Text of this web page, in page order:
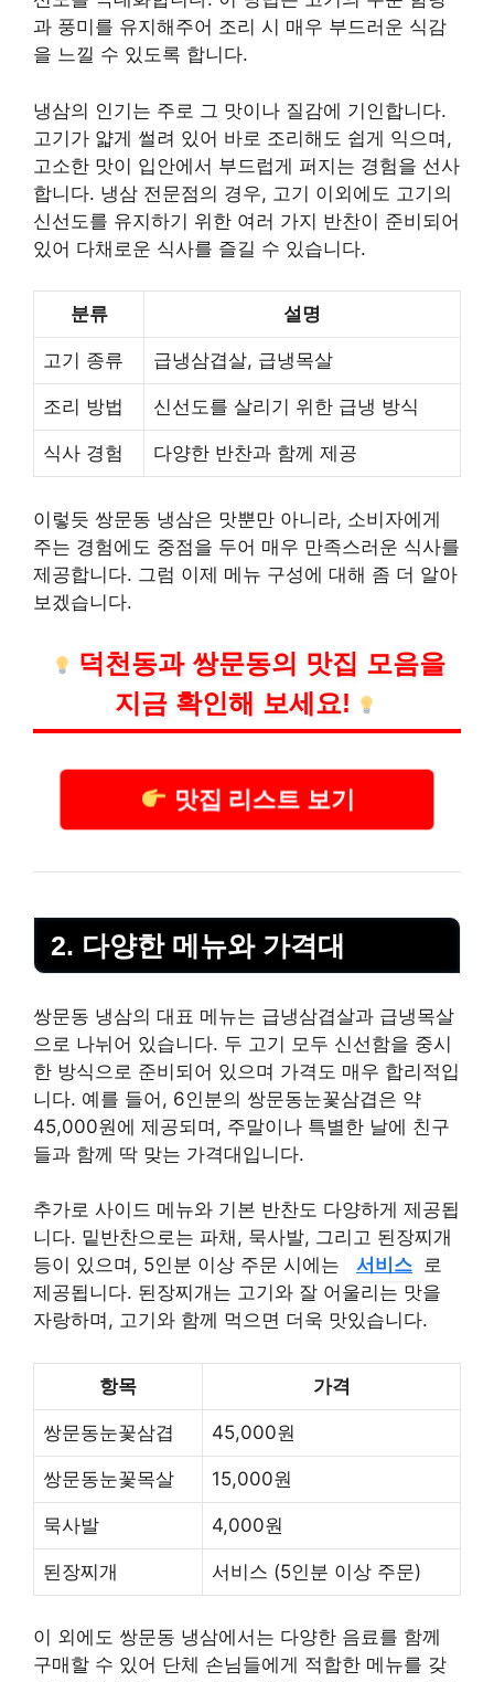
과 풍미를 유지해주어 조리 시 매우 부드러운 식감
을 느낄 수 있도록 합니다.
냉삼의 인기는 주로 그 맛이나 질감에 기인합니다.
고기가 얇게 썰려 있어 바로 조리해도 쉽게 익으며,
고소한 맛이 입안에서 부드럽게 퍼지는 경험을 선사
합니다. 냉삼 전문점의 경우, 고기 이외에도 고기의
신선도를 유지하기 위한 여러 가지 반찬이 준비되어
있어 다채로운 식사를 즐길 수 있습니다.
분류 설명
고기 종류 급냉삼겹살, 급냉목살
조리 방법 신선도를 살리기 위한 급냉 방식
식사 경험 다양한 반찬과 함께 제공
이렇듯 쌍문동 냉삼은 맛뿐만 아니라, 소비자에게
주는 경험에도 중점을 두어 매우 만족스러운 식사를
제공합니다. 그럼 이제 메뉴 구성에 대해 좀 더 알아
보겠습니다.
덕천동과 쌍문동의 맛집 모음을
지금 확인해 보세요!
맛집 리스트 보기
2. 다양한 메뉴와 가격대
쌍문동 냉삼의 대표 메뉴는 급냉삼겹살과 급냉목살
으로 나뉘어 있습니다. 두 고기 모두 신선함을 중시
한 방식으로 준비되어 있으며 가격도 매우 합리적입
니다. 예를 들어, 6인분의 쌍문동눈꽃삼겹은 약
45,000원에 제공되며, 주말이나 특별한 날에 친구
들과 함께 딱 맞는 가격대입니다.
추가로 사이드 메뉴와 기본 반찬도 다양하게 제공됩
니다. 밑반찬으로는 파채, 묵사발, 그리고 된장찌개
등이 있으며, 5인분 이상 주문 시에는
서비스 로
제공됩니다. 된장찌개는 고기와 잘 어울리는 맛을
자랑하며, 고기와 함께 먹으면 더욱 맛있습니다.
항목 가격
쌍문동눈꽃삼겹 45,000원
쌍문동눈꽃목살 15,000원
묵사발 4,000원
된장찌개 서비스 (5인분 이상 주문)
이 외에도 쌍문동 냉삼에서는 다양한 음료를 함께
구매할 수 있어 단체 손님들에게 적합한 메뉴를 갖